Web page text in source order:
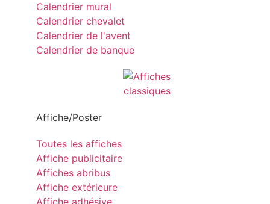
Calendrier mural
Calendrier chevalet
Calendrier de l'avent
Calendrier de banque
Affiche/Poster
Toutes les affiches
Affiche publicitaire
Affiches abribus
Affiche extérieure